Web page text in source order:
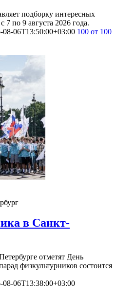
подборку интересных
7 по 9 августа 2026 года.
08-06T13:50:00+03:00 100 от 100
в Санкт-
отметят День
физкультурников состоится
08-06T13:38:00+03:00